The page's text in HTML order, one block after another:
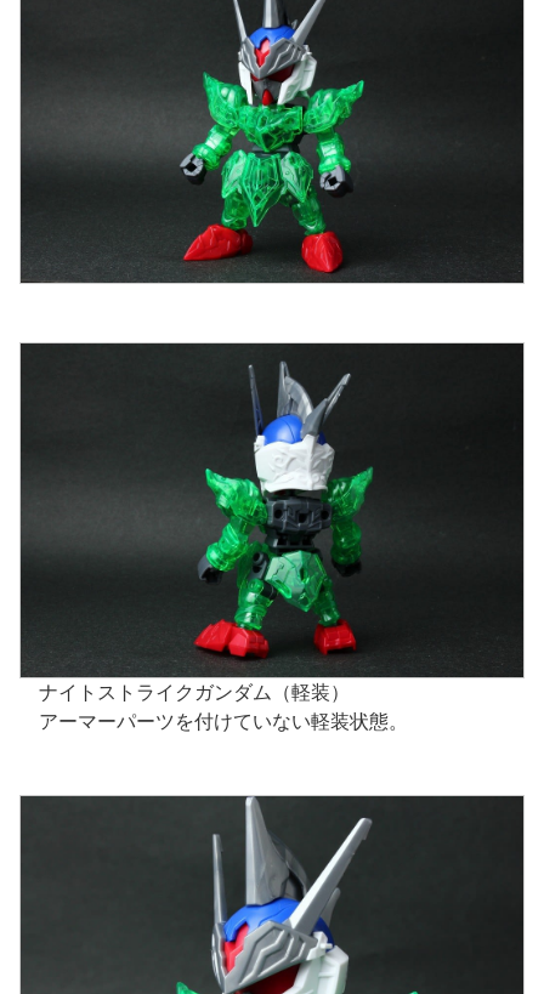
ナイトストライクガンダム（軽装）
アーマーパーツを付けていない軽装状態。